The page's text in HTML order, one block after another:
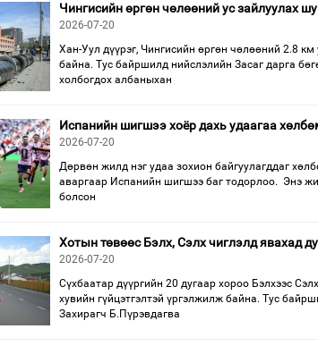
Чингисийн өргөн чөлөөний ус зайлуулах
2026-07-20
Хан-Уул дүүрэг, Чингисийн өргөн чөлөөний 2.8
байна. Тус байршилд нийслэлийн Засаг дарга
холбогдох албаныхан
Испанийн шигшээ хоёр дахь удаагаа
2026-07-20
Дөрвөн жилд нэг удаа зохион байгуулагддаг
аваргаар Испанийн шигшээ баг тодорлоо. Энэ
болсон
Хотын төвөөс Бэлх, Сэлх чиглэлд явахад
2026-07-20
Сүхбаатар дүүргийн 20 дугаар хороо Бэлхээс
хувийн гүйцэтгэлтэй үргэлжилж байна. Тус
Захирагч Б.Пүрэвдагва